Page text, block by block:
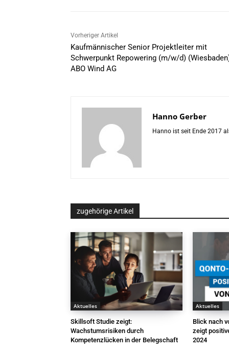
Vorheriger Artikel
Kaufmännischer Senior Projektleiter mit
Schwerpunkt Repowering (m/w/d)
ABO Wind AG
Hanno Gerber
Hanno ist seit Ende 2017
zugehörige Artikel
Aktuelles
Skillsoft Studie zeigt:
Wachstumsrisiken durch
Kompetenzlücken in der Belegschaft
Aktuelles
Blick nach
zeigt
2024